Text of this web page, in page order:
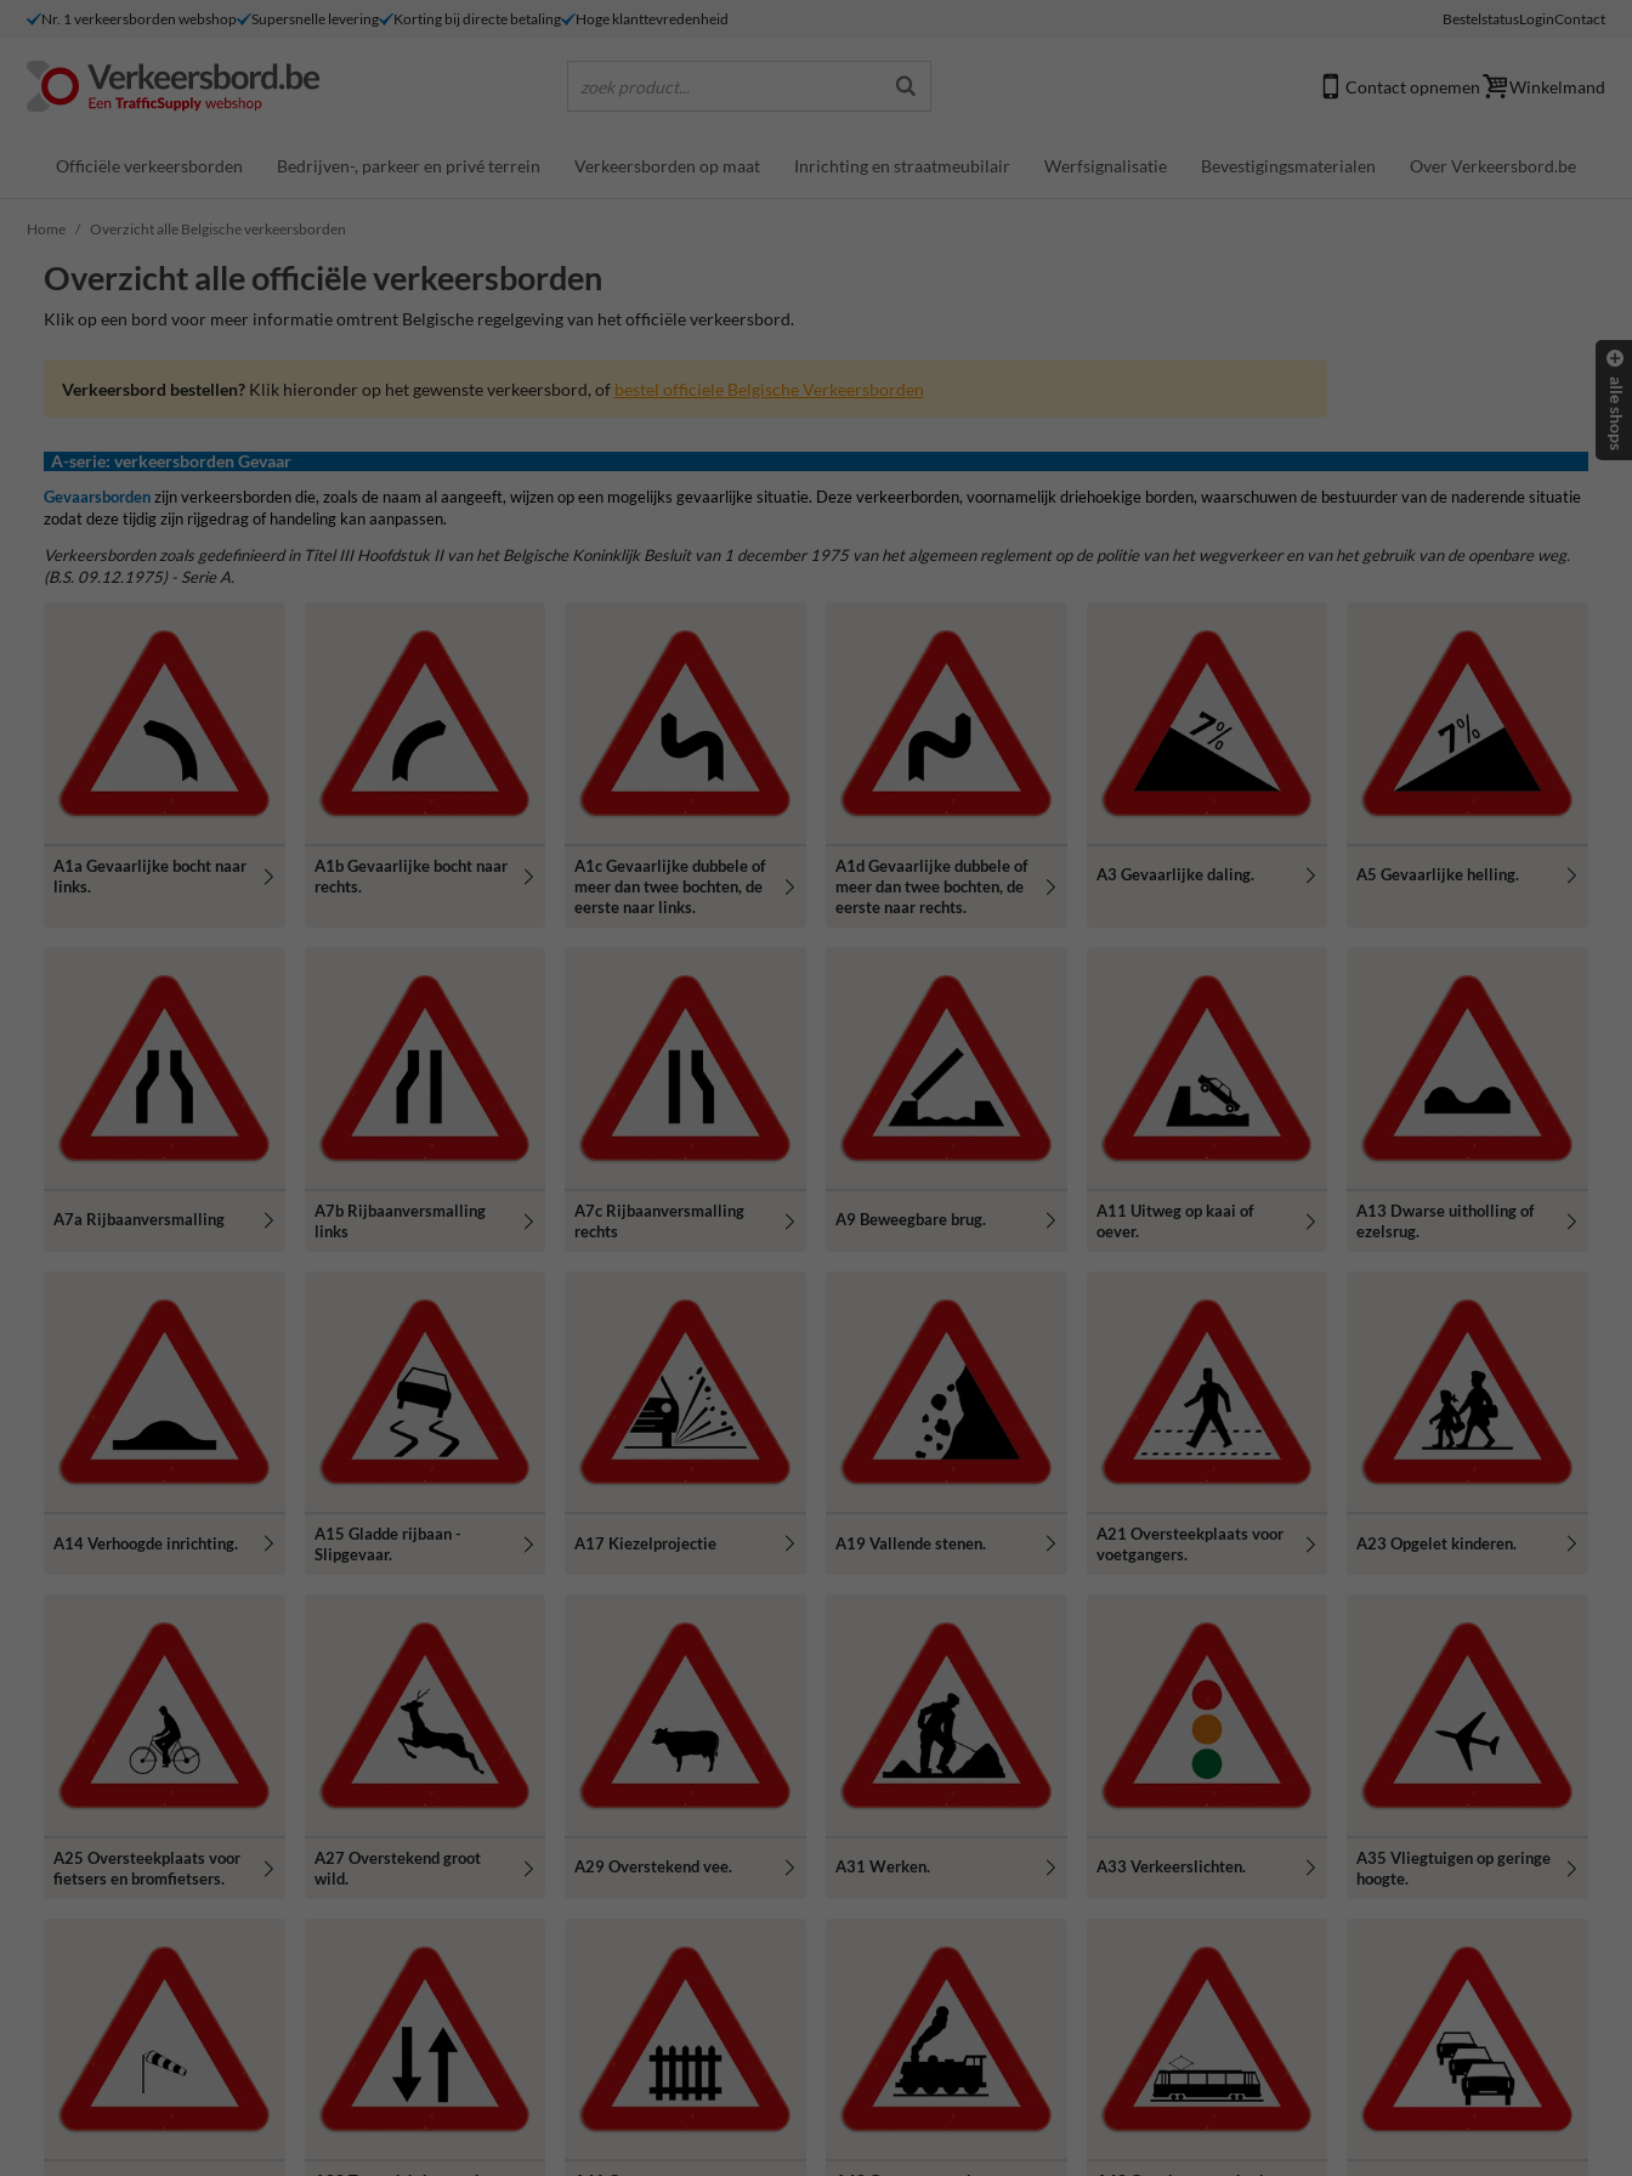
Nr. 1 verkeersborden webshop Supersnelle levering Korting bij directe betaling Hoge klanttevredenheid BestelstatusLoginContact
zoek product... Contact opnemen Winkelmand
Officiële verkeersborden Bedrijven-, parkeer en privé terrein Verkeersborden op maat Inrichting en straatmeubilair Werfsignalisatie Bevestigingsmaterialen Over Verkeersbord.be
Home Overzicht alle Belgische verkeersborden
Overzicht alle officiële verkeersborden
Klik op een bord voor meer informatie omtrent Belgische regelgeving van het officiële verkeersbord.
Verkeersbord bestellen?Klik hieronder op het gewenste verkeersbord, of bestel officiele Belgische Verkeersborden
A-serie: verkeersborden Gevaar
Gevaarsbordenzijn verkeersborden die, zoals de naam al aangeeft, wijzen op een mogelijks gevaarlijke situatie. Deze verkeerborden, voornamelijk driehoekige borden, waarschuwen de bestuurder van de naderende situatie
zodat deze tijdig zijn rijgedrag of handeling kan aanpassen.
Verkeersborden zoals gedefinieerd in Titel III Hoofdstuk II van het Belgische Koninklijk Besluit van 1 december 1975 van het algemeen reglement op de politie van het wegverkeer en van het gebruik van de openbare weg.
(B.S. 09.12.1975) - Serie A.
A1a Gevaarlijke bocht naar
links.
A1b Gevaarlijke bocht naar
rechts.
A1c Gevaarlijke dubbele of
meer dan twee bochten, de
eerste naar links.
A1d Gevaarlijke dubbele of
meer dan twee bochten, de
eerste naar rechts.
A3 Gevaarlijke daling. A5 Gevaarlijke helling.
A7a Rijbaanversmalling
A7b Rijbaanversmalling
links
A7c Rijbaanversmalling
rechts
A9 Beweegbare brug.
A11 Uitweg op kaai of
oever.
A13 Dwarse uitholling of
ezelsrug.
A14 Verhoogde inrichting.
A15 Gladde rijbaan -
Slipgevaar.
A17 Kiezelprojectie A19 Vallende stenen.
A21 Oversteekplaats voor
voetgangers.
A23 Opgelet kinderen.
A25 Oversteekplaats voor
fietsers en bromfietsers.
A27 Overstekend groot
wild.
A29 Overstekend vee. A31 Werken. A33 Verkeerslichten.
A35 Vliegtuigen op geringe
hoogte.
alle shops